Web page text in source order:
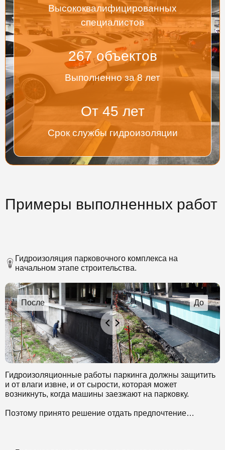
Высококвалифицированных
специалистов
267объектов
Выполненно за 8 лет
От45 лет
Срок службы гидроизоляции
Примеры выполненных работ
Гидроизоляция парковочного комплекса на
начальном этапе строительства.
Гидроизоляционные работы паркинга должны защитить
и от влаги извне, и от сырости, которая может
возникнуть, когда машины заезжают на парковку.
Поэтому принято решение отдать предпочтение